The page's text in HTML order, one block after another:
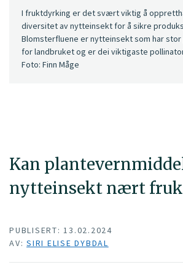
Kan
nytteinsekt nært
I fruktdyrking er det svært viktig å
diversitet av nytteinsekt for å sikre
Blomsterfluene er nytteinsekt som har
for landbruket og er dei viktigaste
Foto: Finn Måge
PUBLISERT: 13.02.2024
AV: SIRI ELISE DYBDAL